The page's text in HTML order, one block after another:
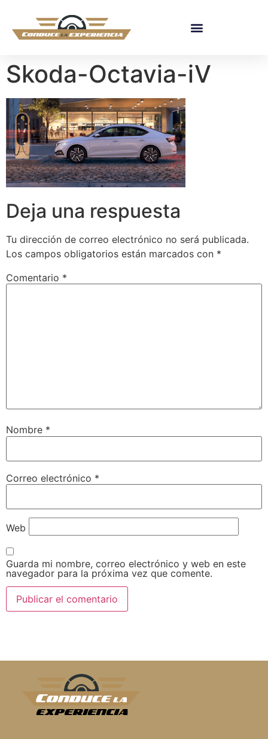
Skoda-Octavia-iV
Deja una respuesta
Tu dirección de correo electrónico no será publicada.
Los campos obligatorios están marcados con *
Comentario *
Nombre *
Correo electrónico *
Web
Guarda mi nombre, correo electrónico y web en este
navegador para la próxima vez que comente.